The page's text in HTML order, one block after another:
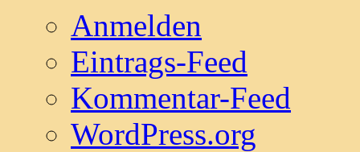
Anmelden
Eintrags-Feed
Kommentar-Feed
WordPress.org